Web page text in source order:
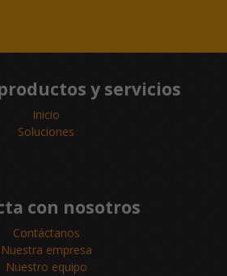
y servicios
Inicio
Soluciones
con nosotros
Contáctanos
Nuestra empresa
Nuestro equipo